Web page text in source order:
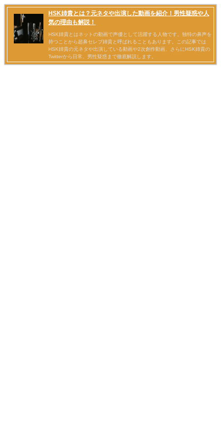
HSK姉貴とは？元ネタや出演した動画を紹介！男性疑惑や人
気の理由も解説！
HSK姉貴とはネットの動画で声優として活躍する人物です。独特の鼻声を
持つことから超鼻セレブ姉貴と呼ばれることもあります。この記事では
HSK姉貴の元ネタや出演している動画や2次創作動画、さらにHSK姉貴の
Twitterから日常、男性疑惑まで徹底解説します。